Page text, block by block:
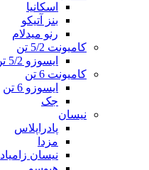
اسکانیا
بنز آتیکو
رنو میدلام
کامیونت 5/2 تن
ایسوزو 5/2 تن
کامیونت 6 تن
ایسوزو 6 تن
جک
نیسان
پادراپلاس
مزدا
نیسان زامیاد